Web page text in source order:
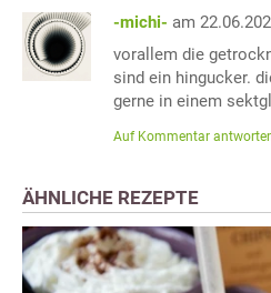
-michi- am
vorallem die
sind ein hingucker.
gerne in einem
Auf Kommentar
ÄHNLICHE REZEPTE